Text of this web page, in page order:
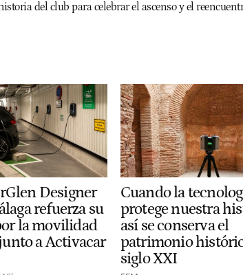
del club para celebrar el ascenso y el
Designer
refuerza su
la movilidad
a Activacar
Cuando la
protege nuestra
así se conserva el
patrimonio
siglo XXI